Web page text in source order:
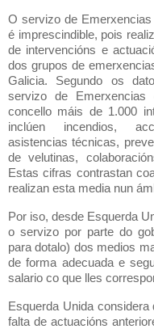
O servizo de
é imprescindible, pois
de intervencións e
dos grupos de
Galicia. Segundo os
servizo de
concello máis de 1.000
inclúen incendios,
asistencias técnicas,
de velutinas,
Estas cifras contrastan
realizan esta media nun
Por iso, desde Esquerda
o servizo por parte do
para dotalo) dos medios
de forma adecuada e
salario co que lles
Esquerda Unida
falta de actuacións